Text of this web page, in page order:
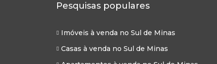
Pesquisas populares
Imóveis à venda no Sul de Minas
Casas à venda no Sul de Minas